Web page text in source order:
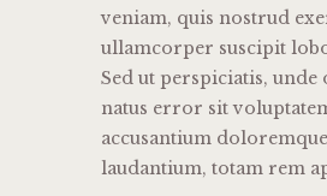
veniam, quis nostrud
ullamcorper suscipit
Sed ut perspiciatis, unde
natus error sit
accusantium doloremque
laudantium, totam rem